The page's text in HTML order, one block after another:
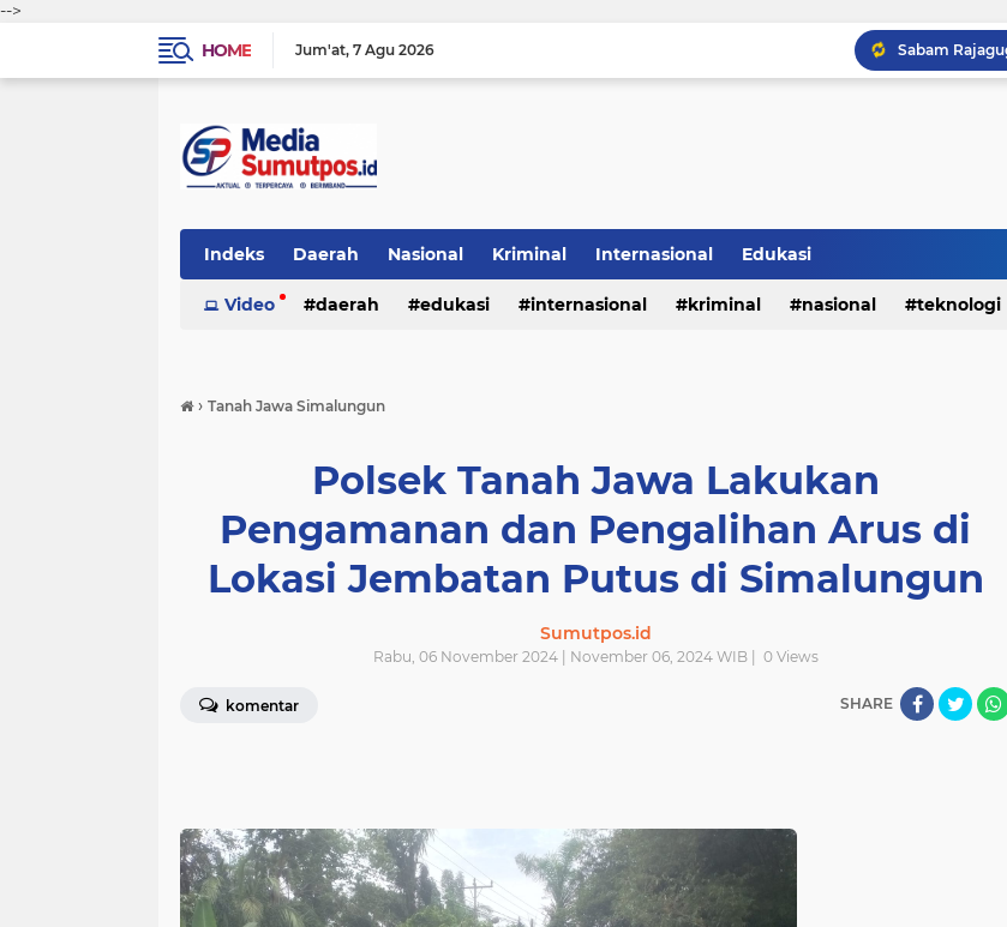
-->
HOME
Jum'at 7 Agu 2026
Indeks Daerah Nasional Kriminal Internasional Edukasi
Video daerah edukasi internasional kriminal nasional teknologi
› Tanah Jawa Simalungun
Polsek Tanah Jawa Lakukan
Pengamanan dan Pengalihan Arus di
Lokasi Jembatan Putus di Simalungun
Sumutpos.id
Rabu, 06 November 2024 | November 06, 2024 WIB | 0Views
komentar SHARE